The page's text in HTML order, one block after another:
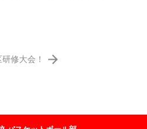
修大会！